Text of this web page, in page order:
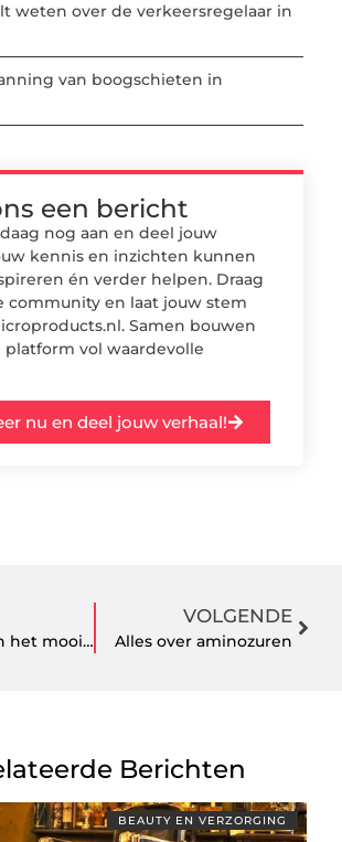
weten over de verkeersregelaar in
van boogschieten in
een bericht
nog aan en deel jouw
kennis en inzichten kunnen
én verder helpen. Draag
community en laat jouw stem
Samen bouwen
platform vol waardevolle
nu en deel jouw verhaal!
Genieten van het mooie weer
VOLGENDE
Alles over aminozuren
Berichten
BEAUTY EN VERZORGING